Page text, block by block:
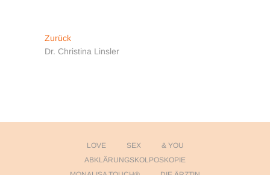
Beitragsnavigation
ZurückVorheriger
Beitrag:
Dr. Christina Linsler
LOVE SEX
& YOU
ABKLÄRUNGSKOLPOSKOPIE